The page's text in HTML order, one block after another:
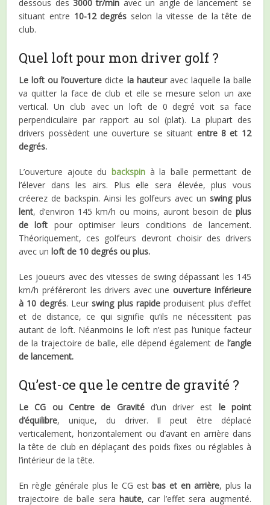
dessous des3000 tr/min avec un angle de lancement se
situant entre 10-12 degrés selon la vitesse de la tête de
club.
Quel loft pour mon driver golf ?
Le loft ou l’ouverture dicte la hauteuravec laquelle la balle
va quitter la face de club et elle se mesure selon un axe
vertical. Un club avec un loft de 0 degré voit sa face
perpendiculaire par rapport au sol (plat). La plupart des
drivers possèdent une ouverture se situant entre 8 et 12
degrés.
L’ouverture ajoute du backspinà la balle permettant de
l’élever dans les airs. Plus elle sera élevée, plus vous
créerez de backspin. Ainsi les golfeurs avec un swing plus
lent, d’environ 145 km/h ou moins, auront besoin de plus
de loft pour optimiser leurs conditions de lancement.
Théoriquement, ces golfeurs devront choisir des drivers
avec un loft de 10 degrés ou plus.
Les joueurs avec des vitesses de swing dépassant les 145
km/h préféreront les drivers avec uneouverture inférieure
à 10 degrés. Leurswing plus rapideproduisent plus d’effet
et de distance, ce qui signifie qu’ils ne nécessitent pas
autant de loft. Néanmoins le loft n’est pas l’unique facteur
de la trajectoire de balle, elle dépend également de l’angle
de lancement.
Qu’est-ce que le centre de gravité ?
Le CG ou Centre de Gravitéd’un driver est le point
d’équilibre, unique, du driver. Il peut être déplacé
verticalement, horizontalement ou d’avant en arrière dans
la tête de club en déplaçant des poids fixes ou réglables à
l’intérieur de la tête.
En règle générale plus le CG estbas et en arrière, plus la
trajectoire de balle sera haute, car l’effet sera augmenté.